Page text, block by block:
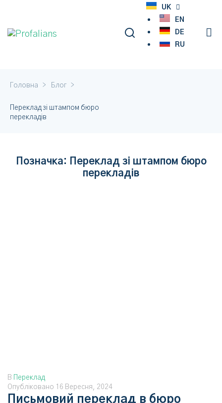
UK
EN
DE
RU
Головна > Блог >
Переклад зі штампом бюро
перекладів
Позначка:
Переклад зі штампом бюро
перекладів
В
Переклад
Опубліковано
16 Вересня, 2024
Письмовий переклад в бюро